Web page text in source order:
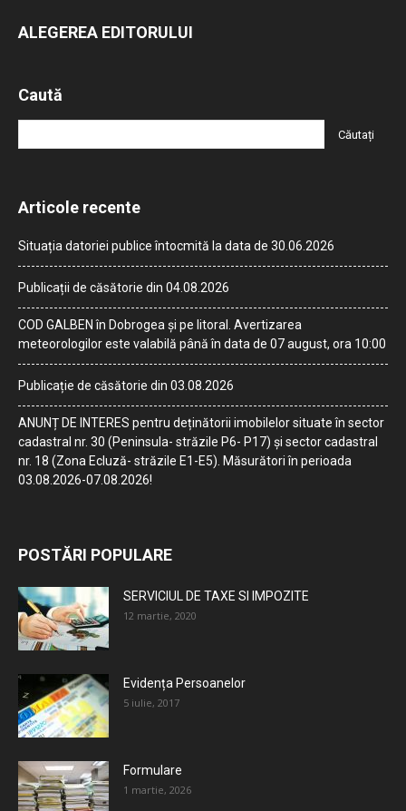
ALEGEREA EDITORULUI
Caută
Articole recente
Situația datoriei publice întocmită la data de 30.06.2026
Publicații de căsătorie din 04.08.2026
COD GALBEN în Dobrogea și pe litoral. Avertizarea
meteorologilor este valabilă până în data de 07 august, ora 10:00
Publicație de căsătorie din 03.08.2026
ANUNȚ DE INTERES pentru deținătorii imobilelor situate în sector
cadastral nr. 30 (Peninsula- străzile P6- P17) și sector cadastral
nr. 18 (Zona Ecluză- străzile E1-E5). Măsurători în perioada
03.08.2026-07.08.2026!
POSTĂRI POPULARE
SERVICIUL DE TAXE SI IMPOZITE
12 martie, 2020
Evidența Persoanelor
5 iulie, 2017
Formulare
1 martie, 2026